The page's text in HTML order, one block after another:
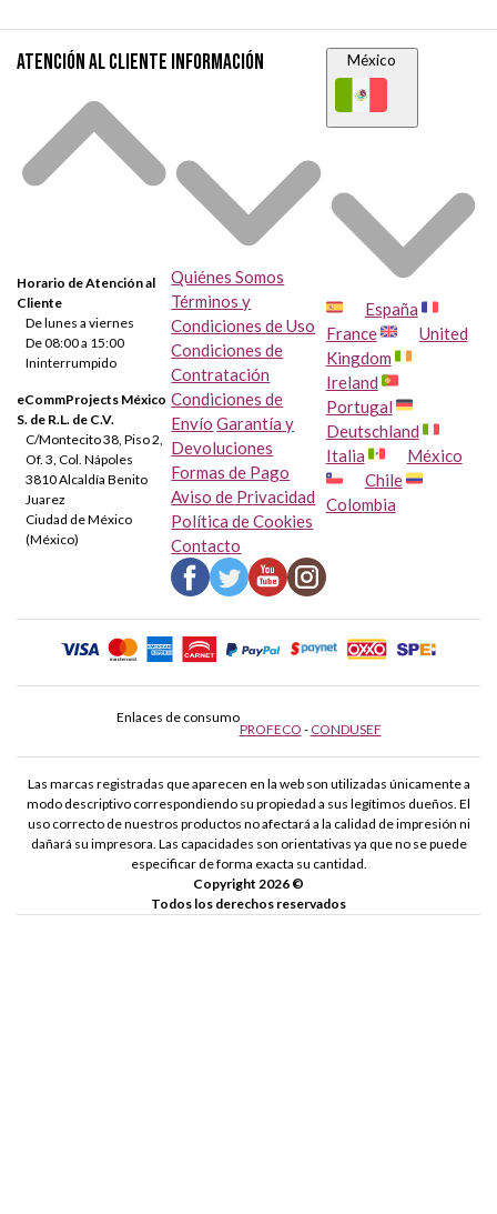
Atención al cliente
Horario de Atención al
Cliente
De lunes a viernes
De 08:00 a 15:00
Ininterrumpido
eCommProjects México
S. de R.L. de C.V.
C/Montecito 38, Piso 2,
Of. 3, Col. Nápoles
3810 Alcaldía Benito
Juarez
Ciudad de México
(México)
Información
Quiénes Somos
Términos y
Condiciones de Uso
Condiciones de
Contratación
Condiciones de
Envío Garantía y
Devoluciones
Formas de Pago
Aviso de Privacidad
Política de Cookies
Contacto
México
España
France
United
Kingdom
Ireland
Portugal
Deutschland
Italia
México
Chile
Colombia
Enlaces de consumo
PROFECO - CONDUSEF
Las marcas registradas que aparecen en la web son utilizadas únicamente a
modo descriptivo correspondiendo su propiedad a sus legítimos dueños. El
uso correcto de nuestros productos no afectará a la calidad de impresión ni
dañará su impresora. Las capacidades son orientativas ya que no se puede
especificar de forma exacta su cantidad.
Copyright 2026 ©
Todos los derechos reservados